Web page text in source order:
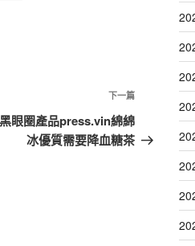
下
一
篇
下一篇
眼圈產品press.vin綿綿
冰優質需要降血糖茶